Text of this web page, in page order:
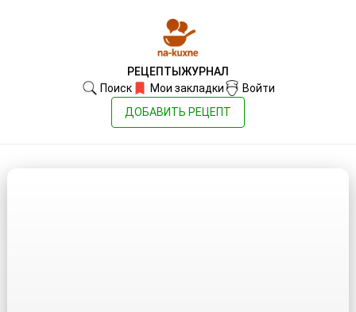
РЕЦЕПТЫ ЖУРНАЛ
Поиск
Мои закладки
Войти
ДОБАВИТЬ РЕЦЕПТ